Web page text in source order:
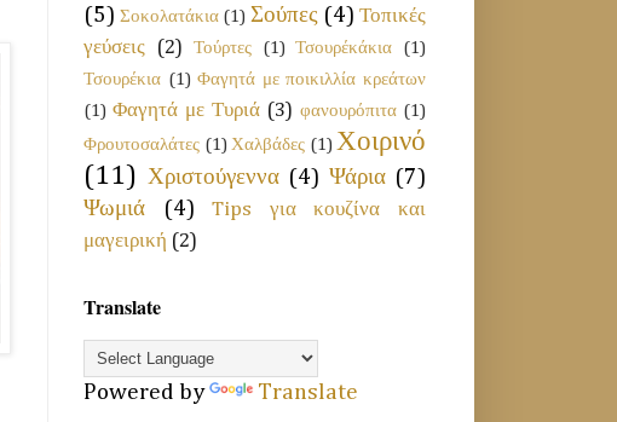
(5) Σοκολατάκια (1) Σούπες (4) Τοπικές
γεύσεις
(2) Τούρτες (1) Τσουρέκάκια
(1)
Τσουρέκια (1) Φαγητά με ποικιλλία κρεάτων
(1) Φαγητά με Τυριά (3) φανουρόπιτα (1)
Φρουτοσαλάτες (1) Χαλβάδες (1) Χοιρινό
(11) Χριστούγεννα (4) Ψάρια (7)
Ψωμιά
(4)
Tips για κουζίνα και
μαγειρική (2)
Translate
Powered by Translate